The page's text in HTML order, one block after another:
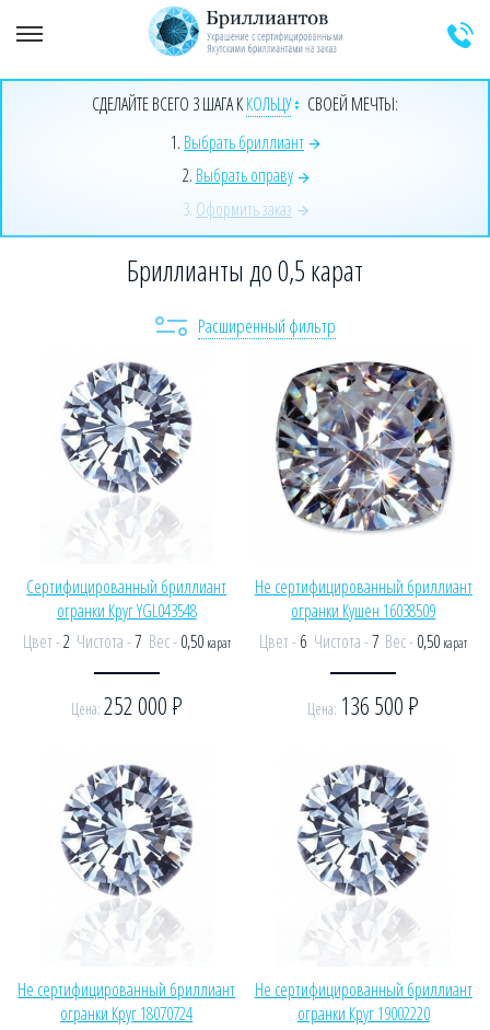
+7 (925) 589-64-91 Заказать звонок эксперта
СДЕЛАЙТЕ ВСЕГО 3 ШАГА ККОЛЬЦУ
СВОЕЙ МЕЧТЫ:
1. Выбрать бриллиант
2. Выбрать оправу
3. Оформить заказ
Бриллианты до 0,5 карат
Расширенный фильтр
Сертифицированный бриллиант
огранки Круг YGL043548
Цвет -2 Чистота -7 Вес -0,50 карат
Цена: 252 000 Р
Не сертифицированный бриллиант
огранки Кушен 16038509
Цвет -6 Чистота -7 Вес -0,50 карат
Цена: 136 500 Р
Не сертифицированный бриллиант
огранки Круг 18070724
Не сертифицированный бриллиант
огранки Круг 19002220